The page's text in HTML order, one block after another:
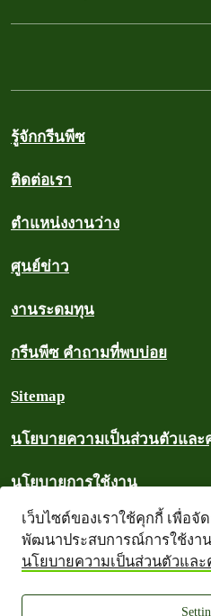
เว็บไซต์ของเราใช้คุกกี้ เพื่อ
พัฒนาประสบการณ์การใช้งา
นโยบายความเป็นส่วนตัวและ
รู้จักกรีนพีซ
ติดต่อเรา
ตำแหน่งงานว่าง
ศูนย์ข่าว
งานระดมทุน
กรีนพีซ คำถามที่พบบ่อย
Sitemap
นโยบายความเป็นส่วนตัวและ
นโยบายการใช้งาน
ลิขสิทธิ์
คลังข้อมูล